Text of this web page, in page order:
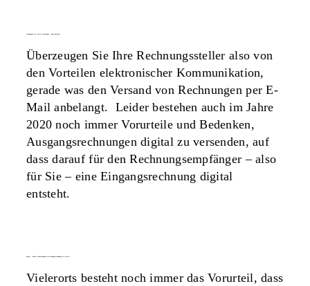
Überzeugen Sie Ihre Rechnungssteller also von
den Vorteilen elektronischer Kommunikation,
gerade was den Versand von Rechnungen per E-
Mail anbelangt. Leider bestehen auch im Jahre
2020 noch immer Vorurteile und Bedenken,
Ausgangsrechnungen digital zu versenden, auf
dass darauf für den Rechnungsempfänger – also
für Sie – eine Eingangsrechnung digital
entsteht.
Vielerorts besteht noch immer das Vorurteil, dass